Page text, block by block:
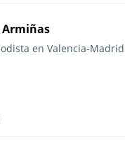
en Valencia-